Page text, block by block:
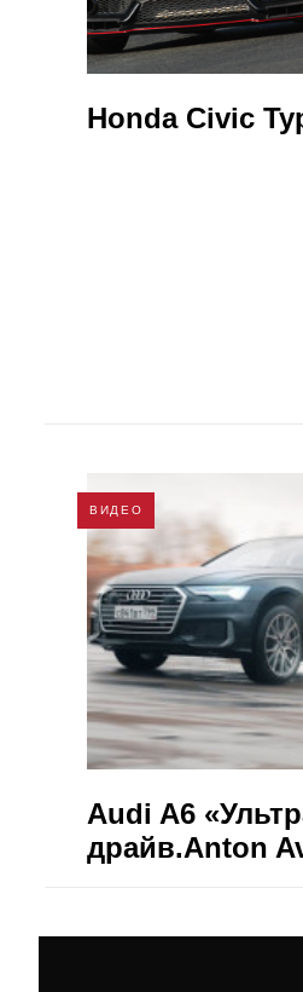
Honda Civic
ВИДЕО
Audi A6
драйв.Anton